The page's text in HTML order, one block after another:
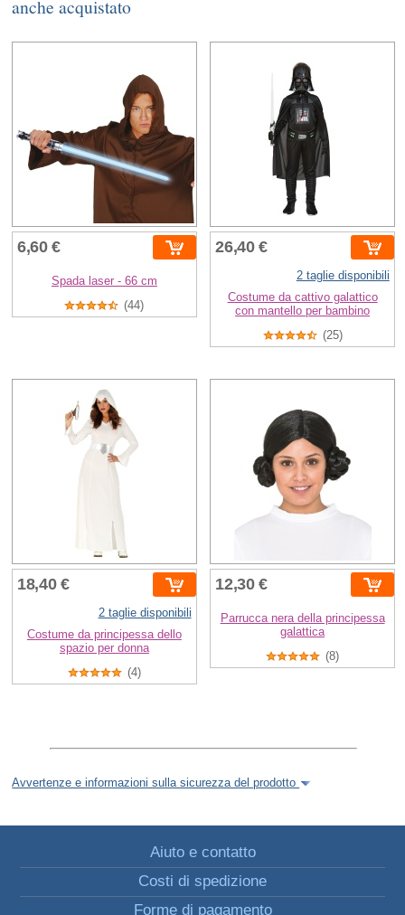
anche acquistato
6,60 €
Spada laser - 66 cm
(44)
26,40 €
2 taglie disponibili
Costume da cattivo galattico
con mantello per bambino
(25)
18,40 €
2 taglie disponibili
Costume da principessa dello
spazio per donna
(4)
12,30 €
Parrucca nera della principessa
galattica
(8)
Avvertenze e informazioni sulla sicurezza del prodotto
Aiuto e contatto
Costi di spedizione
Forme di pagamento